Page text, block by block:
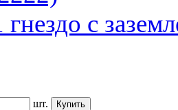
гнездо с
шт.